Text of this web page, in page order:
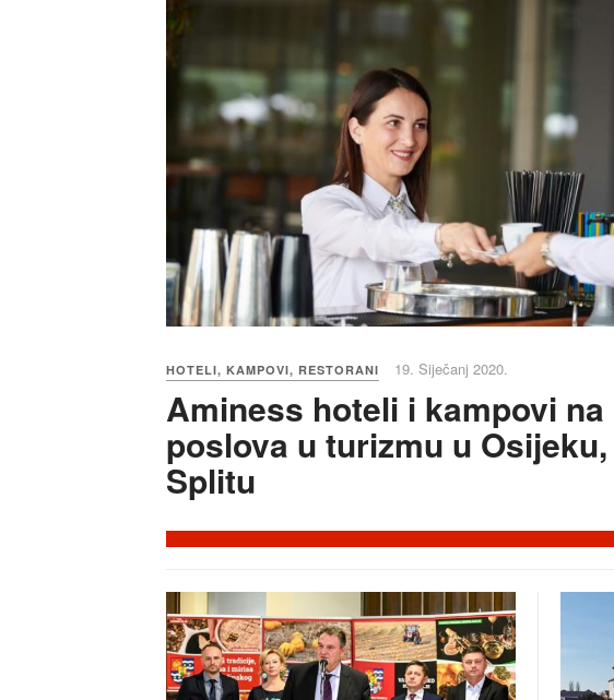
HOTELI, KAMPOVI, RESTORANI 19. Siječanj 2020.
Aminess hoteli i kampovi na
poslova u turizmu u
Splitu